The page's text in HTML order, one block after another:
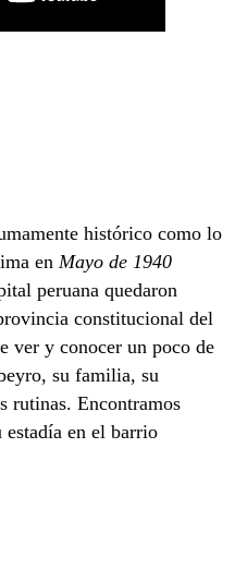
histórico como lo
en Mayo de 1940
peruana quedaron
constitucional del
ver y conocer un poco de
su familia, su
rutinas. Encontramos
estadía en el barrio